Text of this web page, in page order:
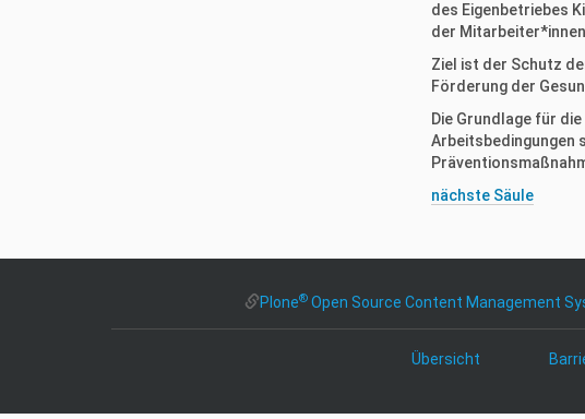
des Eigenbetriebes
der
Ziel ist der Schutz
Förderung der
Die Grundlage für
Arbeitsbedingungen
nächste Säule
Plone®Open Source Content Management
Übersicht